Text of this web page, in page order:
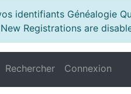
identifiants Généalogie
New Registrations are
Rechercher Connexion